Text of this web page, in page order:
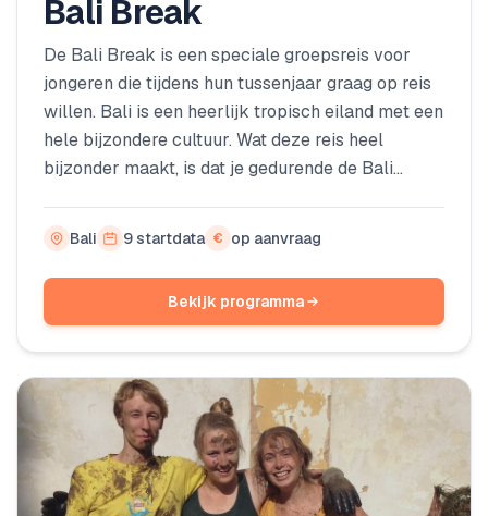
Bali Break
De Bali Break is een speciale groepsreis voor
jongeren die tijdens hun tussenjaar graag op reis
willen. Bali is een heerlijk tropisch eiland met een
hele bijzondere cultuur. Wat deze reis heel
bijzonder maakt, is dat je gedurende de Bali
We organiseren elke week heel veel leuke
activiteiten en spannende excursies. Tijdens de
Bali Break maak je kennis met een totaal andere
cultuur. Interesse? Lees dan snel verder!
Bali 9 startdata € op aanvraag
Bekijk programma